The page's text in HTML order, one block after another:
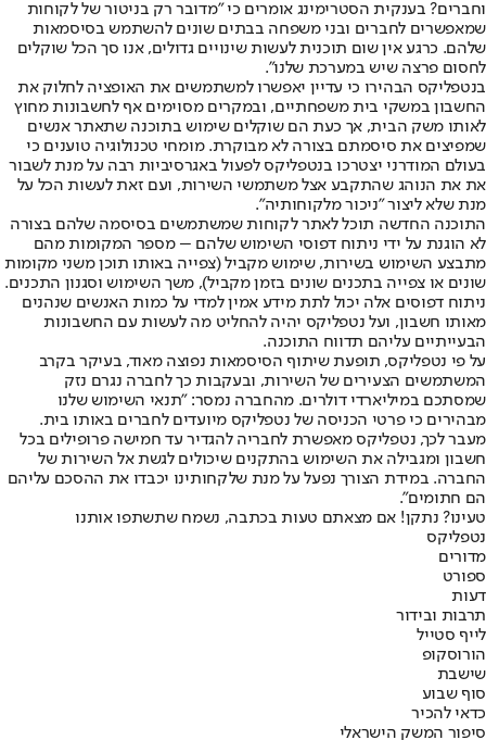
וחברים? בענקית הסטרימינג אומרים כי "מדובר רק בניטור של לקוחות
שמאפשרים לחברים ובני משפחה בבתים שונים להשתמש בסיסמאות
שלהם. כרגע אין שום תוכנית לעשות שינויים גדולים, אנו סך הכל שוקלים
לחסום פרצה שיש במערכת שלנו".
בנטפליקס הבהירו כי עדיין יאפשרו למשתמשים את האופציה לחלוק את
החשבון במשקי בית משפחתיים, ובמקרים מסוימים אף לחשבונות מחוץ
לאותו משק הבית, אך כעת הם שוקלים שימוש בתוכנה שתאתר אנשים
שמפיצים את סיסמתם בצורה לא מבוקרת. מומחי טכנולוגיה טוענים כי
בעולם המודרני יצטרכו בנטפליקס לפעול באגרסיביות רבה על מנת לשבור
את את הנוהג שהתקבע אצל משתמשי השירות, ועם זאת לעשות הכל על
מנת שלא ליצור "ניכור מלקוחותיה".
התוכנה החדשה תוכל לאתר לקוחות שמשתמשים בסיסמה שלהם בצורה
לא הוגנת על ידי ניתוח דפוסי השימוש שלהם – מספר המקומות מהם
מתבצע השימוש בשירות, שימוש מקביל (צפייה באותו תוכן משני מקומות
שונים או צפייה בתכנים שונים בזמן מקביל), משך השימוש וסגנון התכנים.
ניתוח דפוסים אלה יכול לתת מידע אמין למדי על כמות האנשים שנהנים
מאותו חשבון, ועל נטפליקס יהיה להחליט מה לעשות עם החשבונות
הבעייתיים עליהם תדווח התוכנה.
על פי נטפליקס, תופעת שיתוף הסיסמאות נפוצה מאוד, בעיקר בקרב
המשתמשים הצעירים של השירות, ובעקבות כך לחברה נגרם נזק
שמסתכם במיליארדי דולרים. מהחברה נמסר: "תנאי השימוש שלנו
מבהירים כי פרטי הכניסה של נטפליקס מיועדים לחברים באותו בית.
מעבר לכך, נטפליקס מאפשרת לחבריה להגדיר עד חמישה פרופילים בכל
חשבון ומגבילה את השימוש בהתקנים שיכולים לגשת אל השירות של
החברה. במידת הצורך נפעל על מנת שלקחותינו יכבדו את ההסכם עליהם
הם חתומים".
טעינו? נתקן! אם מצאתם טעות בכתבה, נשמח שתשתפו אותנו
נטפליקס
מדורים
ספורט
דעות
תרבות ובידור
לייף סטייל
הורוסקופ
שישבת
סוף שבוע
כדאי להכיר
סיפור המשק הישראלי